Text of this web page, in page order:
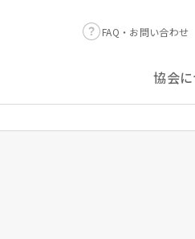
協会
FAQ・お問い合わせ